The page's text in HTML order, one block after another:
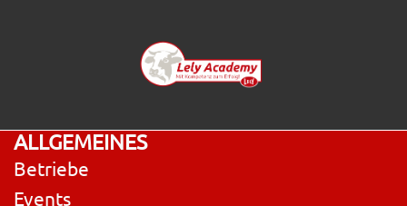
ALLGEMEINES
Betriebe
Events